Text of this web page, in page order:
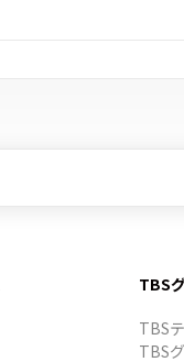
TBS
TBS
TBS